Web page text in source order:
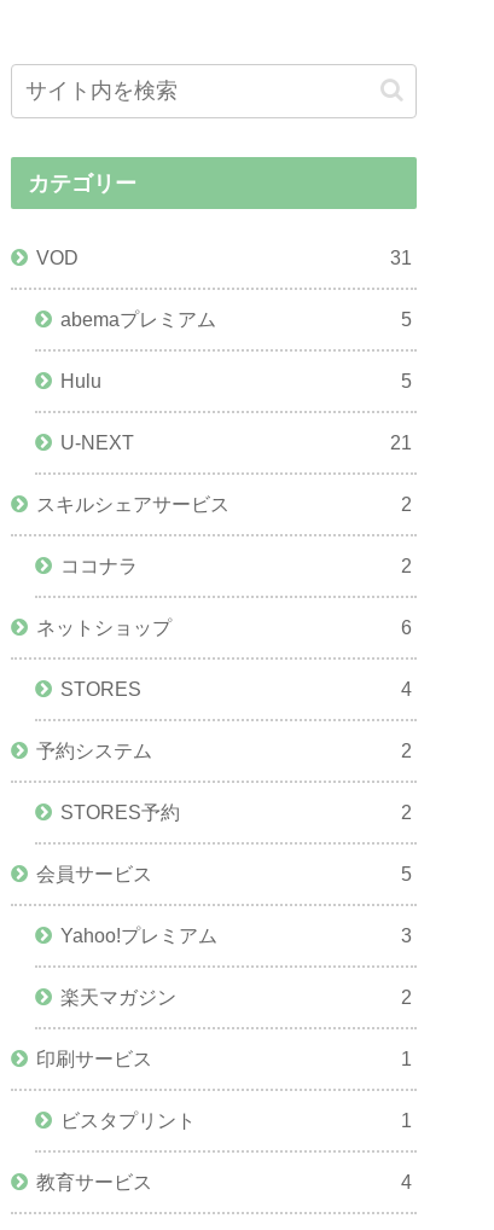
カテゴリー
VOD 31
abemaプレミアム 5
Hulu 5
U-NEXT 21
スキルシェアサービス 2
ココナラ 2
ネットショップ 6
STORES 4
予約システム 2
STORES予約 2
会員サービス 5
Yahoo!プレミアム 3
楽天マガジン 2
印刷サービス 1
ビスタプリント 1
教育サービス 4